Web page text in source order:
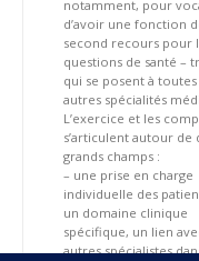
notamment, pour
d’avoir une fonction
second recours pour
questions de santé –
qui se posent à toutes
autres spécialités
L’exercice et les
s’articulent autour de
grands champs :
– une prise en charge
individuelle des
un domaine clinique
spécifique, un lien
autres spécialistes